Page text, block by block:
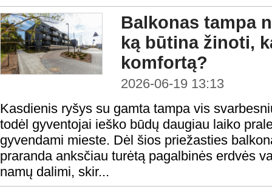
Balkonas tampa
ką būtina žinoti,
komfortą?
2026-06-19 13:13
Kasdienis ryšys su gamta tampa vis
todėl gyventojai ieško būdų daugiau laiko
gyvendami mieste. Dėl šios priežasties
praranda anksčiau turėtą pagalbinės erdvės
namų dalimi, skir...